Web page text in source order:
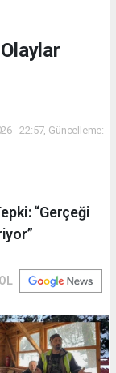
- 22:57, Güncelleme:
“Gerçeği